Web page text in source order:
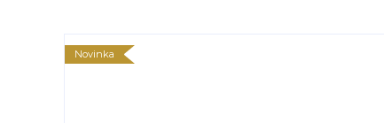
Novinka